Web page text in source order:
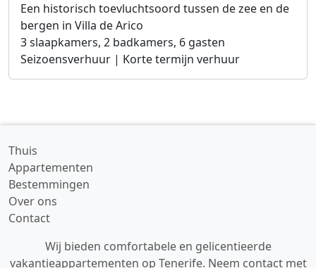
Een historisch toevluchtsoord tussen de zee en de
bergen in Villa de Arico
3 slaapkamers, 2 badkamers, 6 gasten
Seizoensverhuur | Korte termijn verhuur
Thuis
Appartementen
Bestemmingen
Over ons
Contact
Wij bieden comfortabele en gelicentieerde
vakantieappartementen op Tenerife. Neem contact met